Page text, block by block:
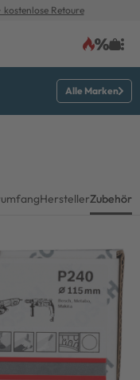
Retoure
Alle Marken
HerstellerZubehör